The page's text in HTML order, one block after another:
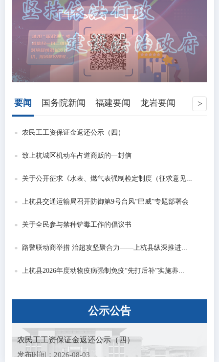
要闻 国务院新闻 福建要闻 龙岩要闻
农民工工资保证金返还公示（四）
致上杭城区机动车占道商贩的一封信
关于公开征求《水表、燃气表强制检定制度（征求意见...
上杭县交通运输局召开防御第9号台风“巴威”专题部署会
关于全民参与禁种铲毒工作的倡议书
路警联动商举措 治超攻坚聚合力——上杭县纵深推进...
上杭县2026年度动物疫病强制免疫“先打后补”实施养...
公示公告
农民工工资保证金返还公示（四）
发布时间：2026-08-03